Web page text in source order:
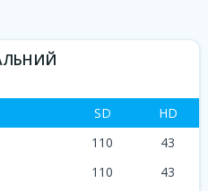
SD
HD
110
43
110
43